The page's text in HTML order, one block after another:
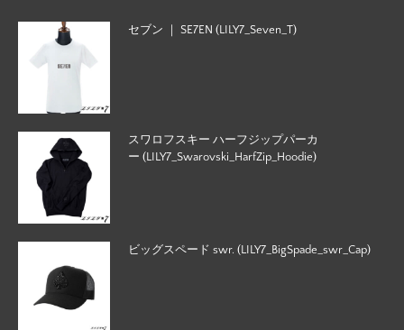
セブン ｜ SE7EN (LILY7_Seven_T)
スワロフスキー ハーフジップパーカ
ー (LILY7_Swarovski_HarfZip_Hoodie)
ビッグスペード swr. (LILY7_BigSpade_swr_Cap)